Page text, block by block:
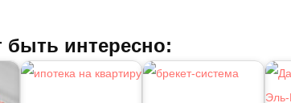
интересно: